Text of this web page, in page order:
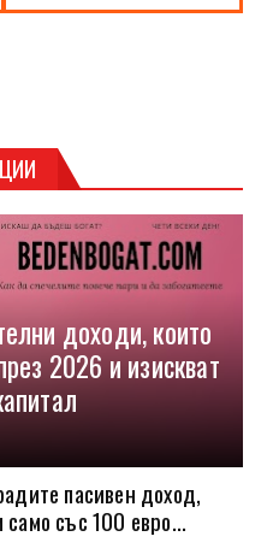
доходи, които
2026 и изискват
пасивен доход,
само със 100 евро...